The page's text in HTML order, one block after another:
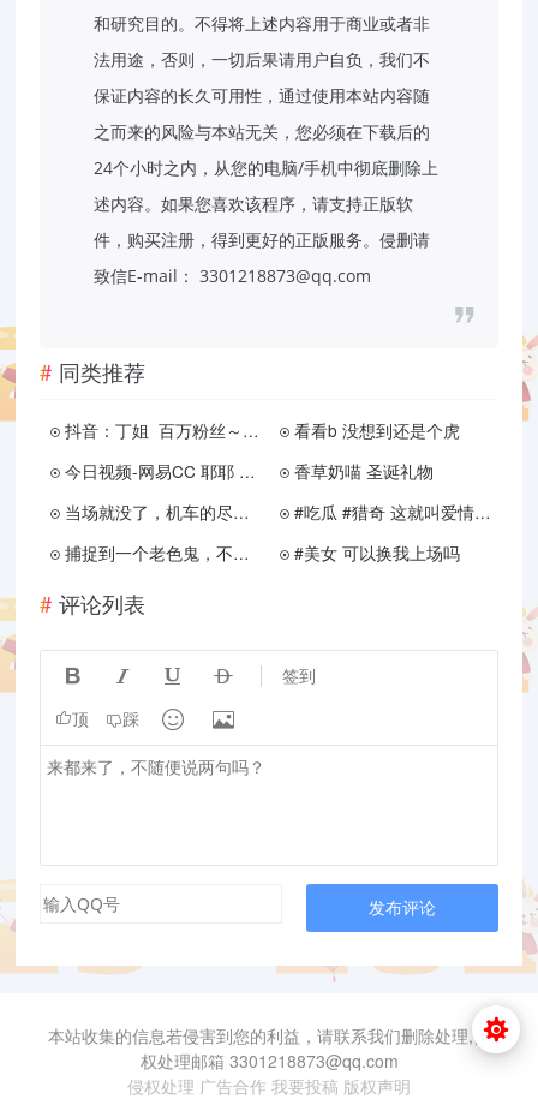
和研究目的。不得将上述内容用于商业或者非
法用途，否则，一切后果请用户自负，我们不
保证内容的长久可用性，通过使用本站内容随
之而来的风险与本站无关，您必须在下载后的
24个小时之内，从您的电脑/手机中彻底删除上
述内容。如果您喜欢该程序，请支持正版软
件，购买注册，得到更好的正版服务。侵删请
致信E-mail： 3301218873@qq.com
同类推荐
抖音：丁姐 百万粉丝～钉钉私播预览
看看b 没想到还是个虎
今日视频-网易CC 耶耶 定制
香草奶喵 圣诞礼物
当场就没了，机车的尽头是什么？
#吃瓜 #猎奇 这就叫爱情！没有钱开房，就在路边扣
捕捉到一个老色鬼，不得不说这个屁股确实挺翘
#美女 可以换我上场吗
评论列表
    签到
顶 踩  
发布评论
本站收集的信息若侵害到您的利益，请联系我们删除处理,侵
权处理邮箱 3301218873@qq.com
侵权处理 广告合作 我要投稿 版权声明